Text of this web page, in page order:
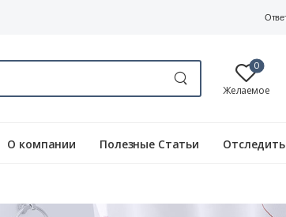
0
Желаемое
О компании Полезные Статьи